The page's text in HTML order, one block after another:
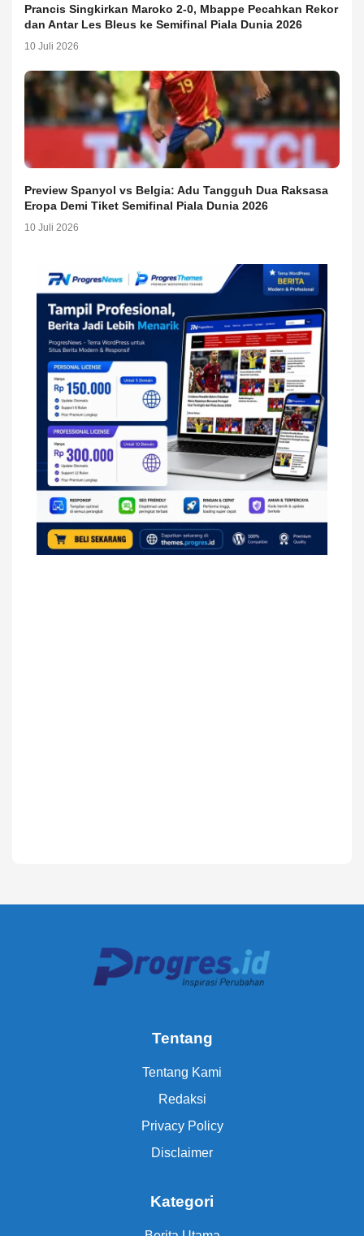
Prancis Singkirkan Maroko 2-0, Mbappe Pecahkan Rekor
dan Antar Les Bleus ke Semifinal Piala Dunia 2026
10 Juli 2026
Preview Spanyol vs Belgia: Adu Tangguh Dua Raksasa
Eropa Demi Tiket Semifinal Piala Dunia 2026
10 Juli 2026
Tentang
Tentang Kami
Redaksi
Privacy Policy
Disclaimer
Kategori